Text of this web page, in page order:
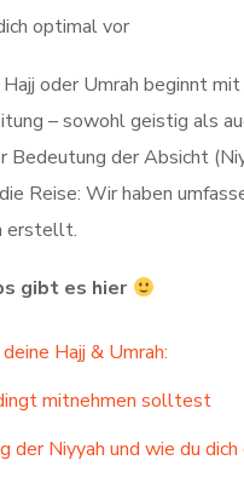
optimal vor
oder Umrah beginnt
– sowohl geistig als
Bedeutung der Absicht
Reise: Wir haben
erstellt.
gibt es hier
Hajj & Umrah:
mitnehmen solltest
der Niyyah und wie du